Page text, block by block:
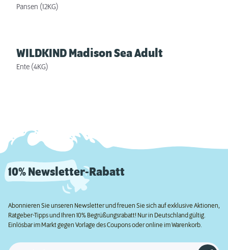
Pansen (12KG)
WILDKIND Madison Sea Adult
Ente (4KG)
10% Newsletter-Rabatt
Abonnieren Sie unseren Newsletter und freuen Sie sich auf exklusive Aktionen,
Ratgeber-Tipps und Ihren 10% Begrüßungsrabatt! Nur in Deutschland gültig.
Einlösbar im Markt gegen Vorlage des Coupons oder online im Warenkorb.